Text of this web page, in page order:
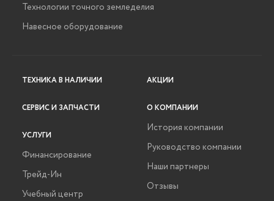
Технологии точного земледелия
Навесное оборудование
ТЕХНИКА В НАЛИЧИИ
СЕРВИС И ЗАПЧАСТИ
УСЛУГИ
Финансирование
Трейд-Ин
Учебный центр
АКЦИИ
О КОМПАНИИ
История компании
Руководство компании
Наши партнеры
Отзывы